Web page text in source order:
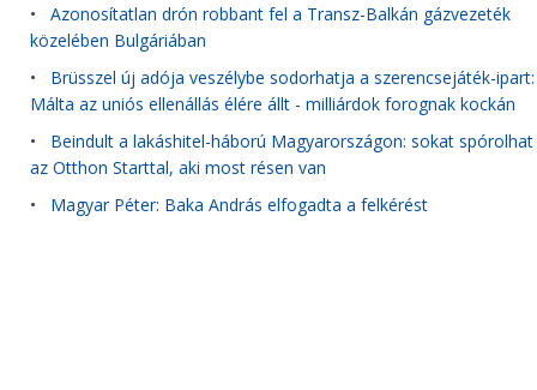
• Azonosítatlan drón robbant fel a Transz-Balkán gázvezeték
közelében Bulgáriában
• Brüsszel új adója veszélybe sodorhatja a szerencsejáték-ipart:
Málta az uniós ellenállás élére állt - milliárdok forognak kockán
• Beindult a lakáshitel-háború Magyarországon: sokat spórolhat
az Otthon Starttal, aki most résen van
• Magyar Péter: Baka András elfogadta a felkérést